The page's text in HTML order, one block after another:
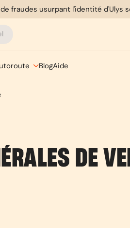
fraudes usurpant l'identité d'Ulys
BlogAide
DE